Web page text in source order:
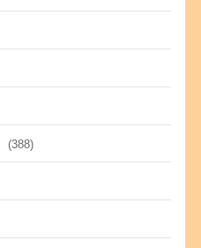
(388)